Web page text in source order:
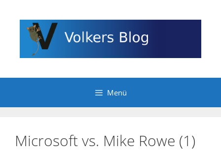
Inhalt
springen
Menü
Microsoft vs. Mike Rowe (1)